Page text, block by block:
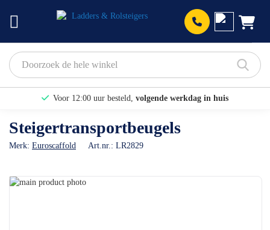
Voor 12:00 uur besteld, volgende werkdag in huis
Bekijk hier onze Actiepagina
Binnen 1 dag een
Steigertransportbeugels
Merk: Euroscaffold Art.nr.: LR2829
Ga